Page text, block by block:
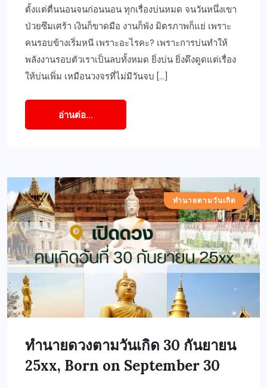
ตั้งแต่ตื่นนอนจนก่อนนอน ทุกเรื่องบ่นหมด จนวันหนึ่งเขา
ป่วยซึมเศร้า เงินก็ขาดมือ งานก็พัง มิตรภาพก็แย่ เพราะ
คนรอบข้างเริ่มหนี เพราะอะไรคะ? เพราะการบ่นทำให้
พลังงานรอบตัวเราเป็นลบทั้งหมด ยิ่งบ่น ยิ่งดึงดูดแต่เรื่อง
ให้บ่นเพิ่ม เหมือนวงจรที่ไม่มีวันจบ […]
อ่านต่อ...
ทำนายตามวันเกิด
ทำนายดวงตามวันเกิด 30 กันยายน
25xx, Born on September 30